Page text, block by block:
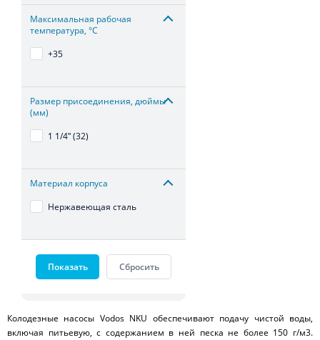
Максимальная рабочая
температура, °С
+35
Размер присоединения, дюймы
(мм)
1 1/4ʺ (32)
Материал корпуса
Нержавеющая сталь
Показать Сбросить
Колодезные насосы Vodos NKU обеспечивают подачу чистой воды,
включая питьевую, с содержанием в ней песка не более 150 г/м3.